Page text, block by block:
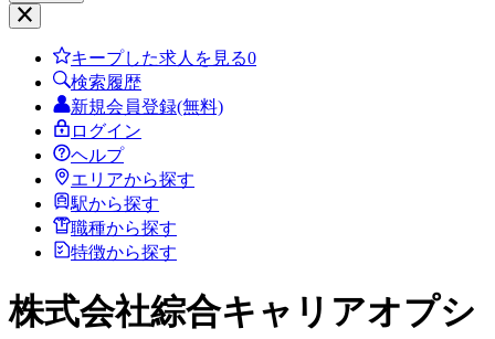
キープした求人を見る0
検索履歴
新規会員登録(無料)
ログイン
ヘルプ
エリアから探す
駅から探す
職種から探す
特徴から探す
株式会社綜合キャリアオプシ